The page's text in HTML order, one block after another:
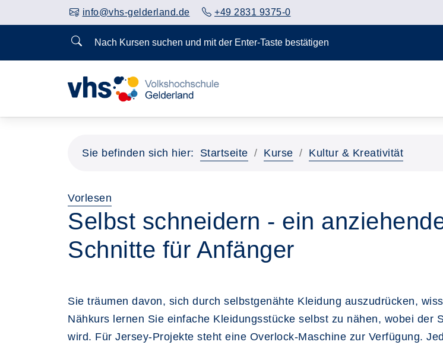
info@vhs-gelderland.de +49 2831 9375-0
Nach Kursen suchen und mit der Enter-Taste bestätigen
Sie befinden sich hier: Startseite Kurse Kultur & Kreativität
Vorlesen
Selbst schneidern - ein
Schnitte für Anfänger
Sie träumen davon, sich durch selbstgenähte Kleidung auszudrücken,
Nähkurs lernen Sie einfache Kleidungsstücke selbst zu nähen, wobei der
wird. Für Jersey-Projekte steht eine Overlock-Maschine zur Verfügung.